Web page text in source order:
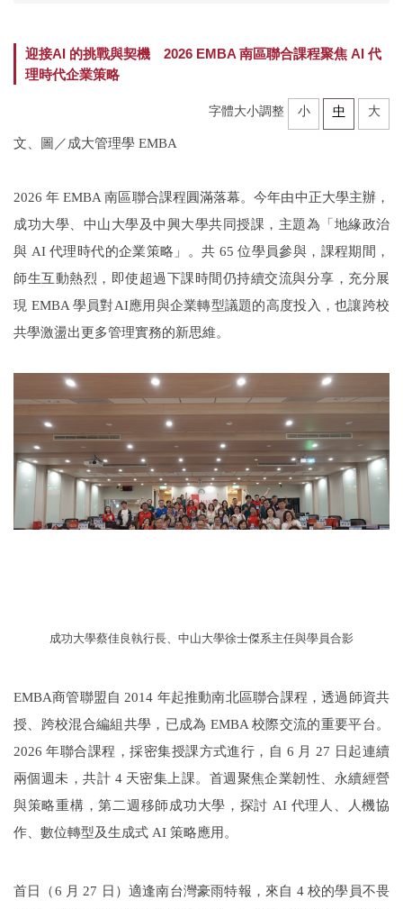
迎接AI 的挑戰與契機 2026 EMBA 南區聯合課程聚焦 AI 代
理時代企業策略
字體大小調整 小 中 大
文、圖／成大管理學 EMBA
2026年 EMBA 南區聯合課程圓滿落幕。今年由中正大學主辦，
成功大學、中山大學及中興大學共同授課，主題為「地緣政治
與 AI 代理時代的企業策略」。共 65 位學員參與，課程期間，
師生互動熱烈，即使超過下課時間仍持續交流與分享，充分展
現 EMBA 學員對AI應用與企業轉型議題的高度投入，也讓跨校
共學激盪出更多管理實務的新思維。
成功大學蔡佳良執行長、中山大學徐士傑系主任與學員合影
EMBA商管聯盟自 2014 年起推動南北區聯合課程，透過師資共
授、跨校混合編組共學，已成為 EMBA 校際交流的重要平台。
2026 年聯合課程，採密集授課方式進行，自 6 月 27 日起連續
兩個週未，共計 4 天密集上課。首週聚焦企業韌性、永續經營
與策略重構，第二週移師成功大學，探討 AI 代理人、人機協
作、數位轉型及生成式 AI 策略應用。
首日（6 月 27 日）適逢南台灣豪雨特報，來自 4 校的學員不畏